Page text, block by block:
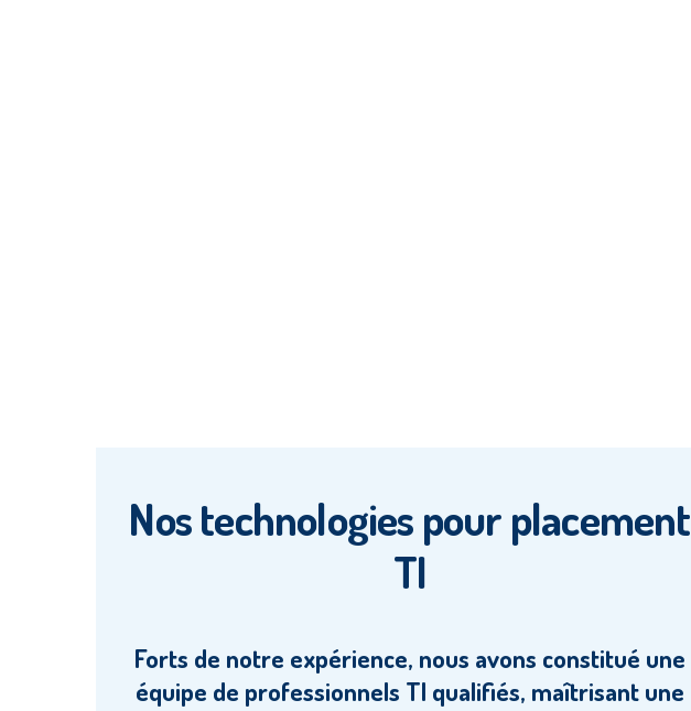
Nos technologies pour placement
TI
Forts de notre expérience, nous avons constitué une
équipe de professionnels TI qualifiés, maîtrisant une